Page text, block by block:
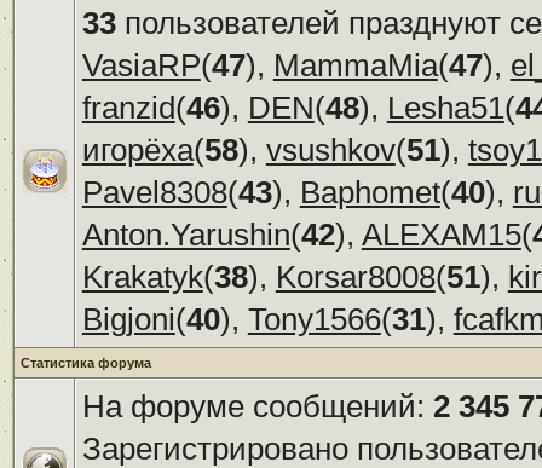
33пользователей празднуют
VasiaRP(47), MammaMia(47),
franzid(46), DEN(48), Lesha51(
игорёха(58), vsushkov(51),
Pavel8308(43), Baphomet(40),
Anton.Yarushin(42), ALEXAM15(
Krakatyk(38), Korsar8008(51),
Bigjoni(40), Tony1566(31),
Статистика форума
На форуме сообщений: 2 345
Зарегистрировано